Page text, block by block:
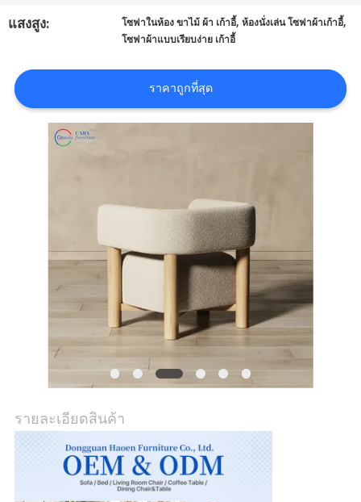
ควบคุม
คุณภาพ
ติดต่อ
เสนอ
แสงสูง: โซฟาในห้อง ขาไม้ ผ้า เก้าอี้,ห้องนั่งเล่น โซฟาผ้าเก้าอี้,
โซฟาผ้าแบบเรียบง่าย เก้าอี้
ราคาถูกที่สุด
รายละเอียดสินค้า